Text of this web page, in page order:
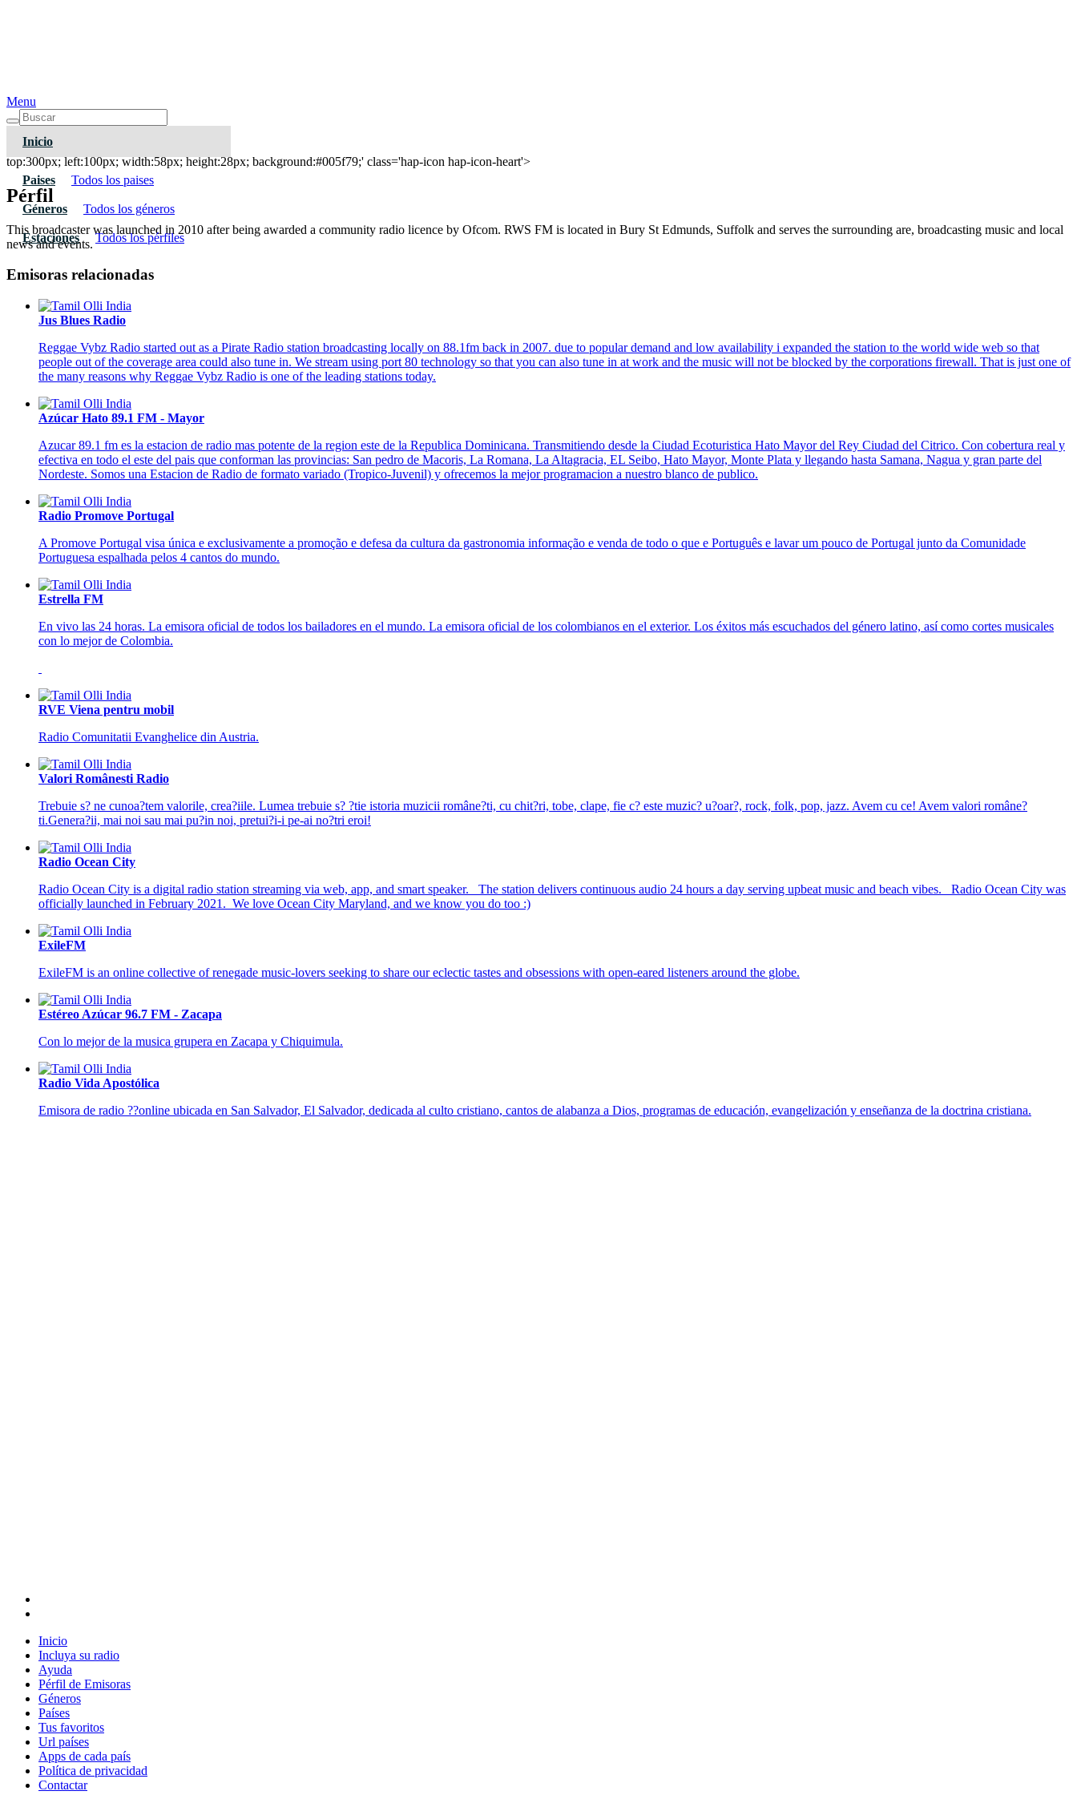
Menu
Inicio
Paises Todos los paises
Géneros Todos los géneros
Estaciones Todos los pérfiles
RWS FM 103.3 - Cambridge
top:300px; left:100px; width:58px; height:28px; background:#005f79;' class='hap-icon hap-icon-heart'>
Pérfil
This broadcaster was launched in 2010 after being awarded a community radio licence by Ofcom. RWS FM is located in Bury St Edmunds, Suffolk and serves the surrounding are, broadcasting music and local
news and events.
Emisoras relacionadas
Jus Blues Radio
Reggae Vybz Radio started out as a Pirate Radio station broadcasting locally on 88.1fm back in 2007. due to popular demand and low availability i expanded the station to the world wide web so that
people out of the coverage area could also tune in. We stream using port 80 technology so that you can also tune in at work and the music will not be blocked by the corporations firewall. That is just one of
the many reasons why Reggae Vybz Radio is one of the leading stations today.
Azúcar Hato 89.1 FM - Mayor
Azucar 89.1 fm es la estacion de radio mas potente de la region este de la Republica Dominicana. Transmitiendo desde la Ciudad Ecoturistica Hato Mayor del Rey Ciudad del Citrico. Con cobertura real y
efectiva en todo el este del pais que conforman las provincias: San pedro de Macoris, La Romana, La Altagracia, EL Seibo, Hato Mayor, Monte Plata y llegando hasta Samana, Nagua y gran parte del
Nordeste. Somos una Estacion de Radio de formato variado (Tropico-Juvenil) y ofrecemos la mejor programacion a nuestro blanco de publico.
Radio Promove Portugal
A Promove Portugal visa única e exclusivamente a promoção e defesa da cultura da gastronomia informação e venda de todo o que e Português e lavar um pouco de Portugal junto da Comunidade
Portuguesa espalhada pelos 4 cantos do mundo.
Estrella FM
En vivo las 24 horas. La emisora oficial de todos los bailadores en el mundo. La emisora oficial de los colombianos en el exterior. Los éxitos más escuchados del género latino, así como cortes musicales
con lo mejor de Colombia.
RVE Viena pentru mobil
Radio Comunitatii Evanghelice din Austria.
Valori Românesti Radio
Trebuie s? ne cunoa?tem valorile, crea?iile. Lumea trebuie s? ?tie istoria muzicii române?ti, cu chit?ri, tobe, clape, fie c? este muzic? u?oar?, rock, folk, pop, jazz. Avem cu ce! Avem valori române?
ti.Genera?ii, mai noi sau mai pu?in noi, pretui?i-i pe-ai no?tri eroi!
Radio Ocean City
Radio Ocean City is a digital radio station streaming via web, app, and smart speaker. The station delivers continuous audio 24 hours a day serving upbeat music and beach vibes. Radio Ocean City was
officially launched in February 2021. We love Ocean City Maryland, and we know you do too :)
ExileFM
ExileFM is an online collective of renegade music-lovers seeking to share our eclectic tastes and obsessions with open-eared listeners around the globe.
Estéreo Azúcar 96.7 FM - Zacapa
Con lo mejor de la musica grupera en Zacapa y Chiquimula.
Radio Vida Apostólica
Emisora de radio ??online ubicada en San Salvador, El Salvador, dedicada al culto cristiano, cantos de alabanza a Dios, programas de educación, evangelización y enseñanza de la doctrina cristiana.
Inicio
Incluya su radio
Ayuda
Pérfil de Emisoras
Géneros
Países
Tus favoritos
Url países
Apps de cada país
Política de privacidad
Contactar